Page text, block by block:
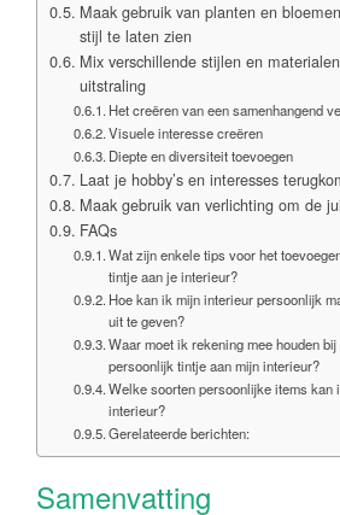
Maak gebruik van planten en
stijl te laten zien
Mix verschillende stijlen en
uitstraling
Het creëren van een samenhangend
Visuele interesse creëren
Diepte en diversiteit toevoegen
Laat je hobby’s en interesses
Maak gebruik van verlichting om de
FAQs
Wat zijn enkele tips voor het
tintje aan je interieur?
Hoe kan ik mijn interieur persoonlijk
uit te geven?
Waar moet ik rekening mee houden
persoonlijk tintje aan mijn interieur?
Welke soorten persoonlijke items kan
interieur?
Gerelateerde berichten:
Samenvatting